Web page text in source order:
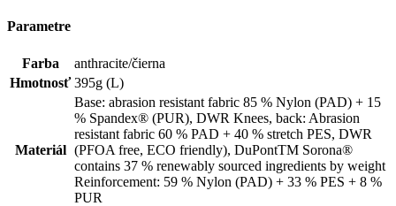
Parametre
Farba
anthracite/čierna
Hmotnosť 395g (L)
Materiál
Base: abrasion resistant fabric 85 % Nylon (PAD) + 15
% Spandex® (PUR), DWR Knees, back: Abrasion
resistant fabric 60 % PAD + 40 % stretch PES, DWR
(PFOA free, ECO friendly), DuPontTM Sorona®
contains 37 % renewably sourced ingredients by weight
Reinforcement: 59 % Nylon (PAD) + 33 % PES + 8 %
PUR